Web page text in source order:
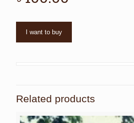
I want to buy
Related products